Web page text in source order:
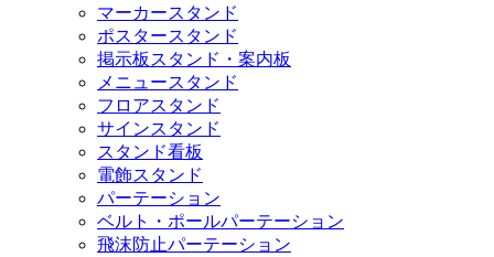
マーカースタンド
ポスタースタンド
掲示板スタンド・案内板
メニュースタンド
フロアスタンド
サインスタンド
スタンド看板
電飾スタンド
パーテーション
ベルト・ポールパーテーション
飛沫防止パーテーション